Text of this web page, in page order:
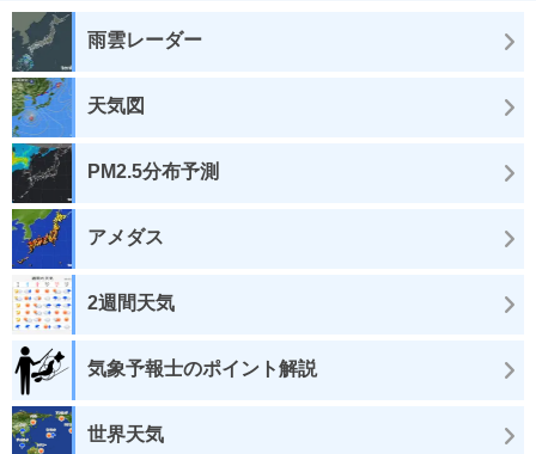
雨雲レーダー
天気図
PM2.5分布予測
アメダス
2週間天気
気象予報士のポイント解説
世界天気